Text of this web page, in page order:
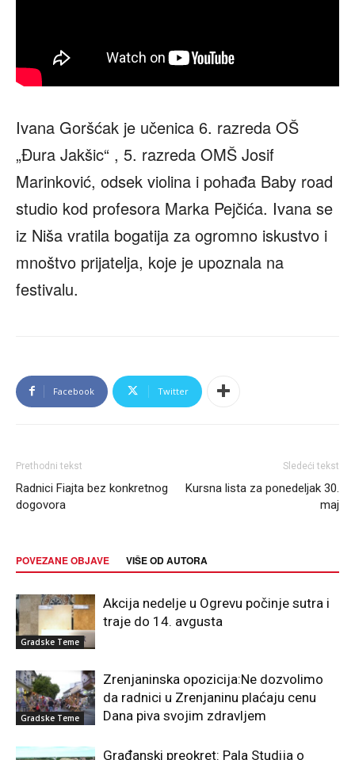
Ivana Goršćak je učenica 6. razreda OŠ
„Đura Jakšic“ , 5. razreda OMŠ Josif
Marinković, odsek violina i pohađa Baby road
studio kod profesora Marka Pejčića. Ivana se
iz Niša vratila bogatija za ogromno iskustvo i
mnoštvo prijatelja, koje je upoznala na
festivalu.
Facebook Twitter
Prethodni tekst
Radnici Fiajta bez konkretnog
dogovora
Sledeći tekst
Kursna lista za ponedeljak 30.
maj
POVEZANE OBJAVE VIŠE OD AUTORA
Gradske Teme
Akcija nedelje u Ogrevu počinje sutra i
traje do 14. avgusta
Gradske Teme
Zrenjaninska opozicija:Ne dozvolimo
da radnici u Zrenjaninu plaćaju cenu
Dana piva svojim zdravljem
Građanski preokret: Pala Studija o